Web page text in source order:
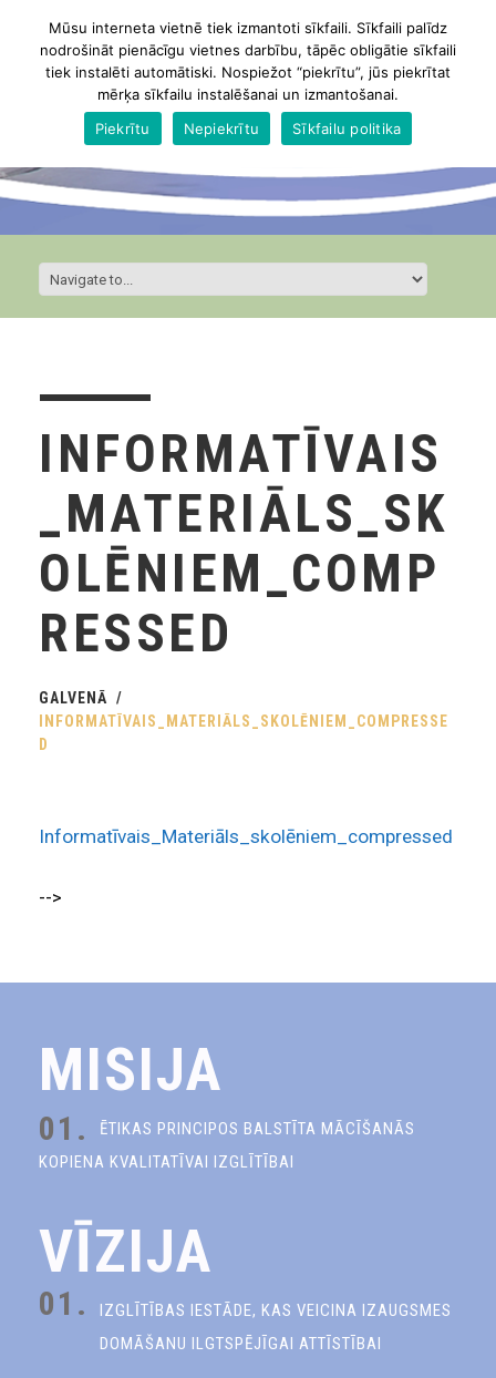
INFORMATĪVAIS
_MATERIĀLS_SK
OLĒNIEM_COMP
RESSED
GALVENĀ
INFORMATĪVAIS_MATERIĀLS_SKOLĒNIEM_COMPRESSE
D
Informatīvais_Materiāls_skolēniem_compressed
-->
MISIJA
01.
ĒTIKAS PRINCIPOS BALSTĪTA MĀCĪŠANĀS
KOPIENA KVALITATĪVAI IZGLĪTĪBAI
VĪZIJA
01.
IZGLĪTĪBAS IESTĀDE, KAS VEICINA IZAUGSMES
DOMĀŠANU ILGTSPĒJĪGAI ATTĪSTĪBAI
Mūsu interneta vietnē tiek izmantoti sīkfaili. Sīkfaili palīdz
nodrošināt pienācīgu vietnes darbību, tāpēc obligātie sīkfaili
tiek instalēti automātiski. Nospiežot “piekrītu”, jūs piekrītat
mērķa sīkfailu instalēšanai un izmantošanai.
Piekrītu
Nepiekrītu Sīkfailu politika